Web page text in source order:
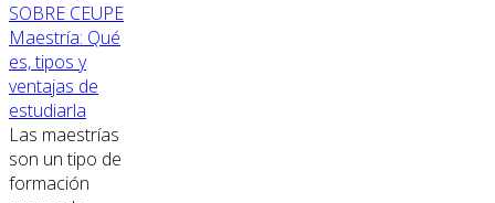
SOBRE CEUPE
Maestría: Qué
es, tipos y
ventajas de
estudiarla
Las maestrías
son un tipo de
formación